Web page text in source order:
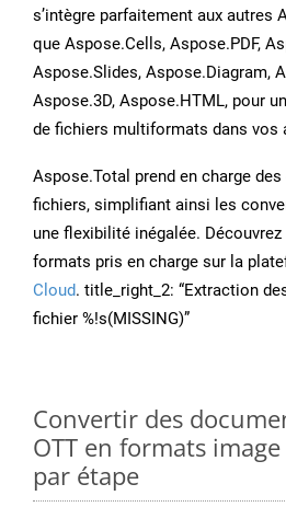
s’intègre parfaitement aux autres
que Aspose.Cells, Aspose.PDF,
Aspose.Slides, Aspose.Diagram,
Aspose.3D, Aspose.HTML, pour
de fichiers multiformats dans vos
Aspose.Total prend en charge
fichiers, simplifiant ainsi les
une flexibilité inégalée.
formats pris en charge sur la
Cloud. title_right_2: “Extraction
fichier %!s(MISSING)”
Convertir des
OTT en formats
par étape